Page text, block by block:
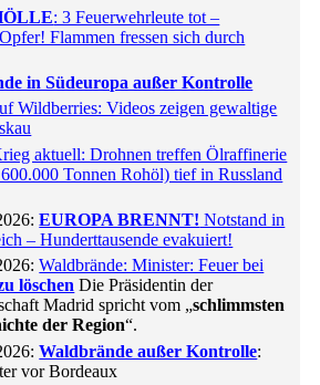
: 3 Feuerwehrleute tot –
Flammen fressen sich durch
in Südeuropa außer Kontrolle
Wildberries: Videos zeigen gewaltige
aktuell: Drohnen treffen Ölraffinerie
Tonnen Rohöl) tief in Russland
EUROPA BRENNT! Notstand in
– Hunderttausende evakuiert!
Waldbrände: Minister: Feuer bei
löschen Die Präsidentin der
Madrid spricht vom „schlimmsten
der Region“.
Waldbrände außer Kontrolle:
vor Bordeaux